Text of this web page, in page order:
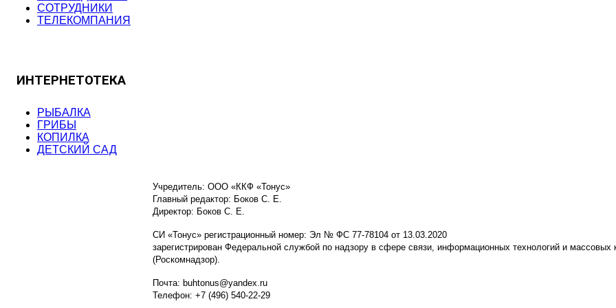
СОТРУДНИКИ
ТЕЛЕКОМПАНИЯ
ИНТЕРНЕТОТЕКА
РЫБАЛКА
ГРИБЫ
КОПИЛКА
ДЕТСКИЙ САД
Учредитель: ООО «ККФ «Тонус»
Главный редактор: Боков С. Е.
Директор: Боков С. Е.
СИ «Тонус» регистрационный номер: Эл № ФС 77-78104 от 13.03.2020
зарегистрирован Федеральной службой по надзору в сфере связи, информационных технологий и массовых
(Роскомнадзор).
Почта: buhtonus@yandex.ru
Телефон: +7 (496) 540-22-29